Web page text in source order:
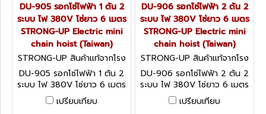
DU-905 รอกโซ่ไฟฟ้า 1 ตัน 2
ระบบ ไฟ 380V โซ่ยาว 6 เมตร
STRONG-UP Electric mini
chain hoist (Taiwan)
STRONG-UP สินค้าแท้จากโรง
งานผู้ผลิต DU-905
DU-905 รอกโซ่ไฟฟ้า 1 ตัน 2
ระบบ ไฟ 380V โซ่ยาว 6 เมตร
STRONG-UP Electric mini
chain hoist (Taiwan)
เปรียบเทียบ
DU-906 รอกโซ่ไฟฟ้า 2 ตัน 2
ระบบ ไฟ 380V โซ่ยาว 6 เมตร
STRONG-UP Electric mini
chain hoist (Taiwan)
STRONG-UP สินค้าแท้จากโรง
งานผู้ผลิต DU-906
DU-906 รอกโซ่ไฟฟ้า 2 ตัน 2
ระบบ ไฟ 380V โซ่ยาว 6 เมตร
STRONG-UP Electric mini
chain hoist (Taiwan)
เปรียบเทียบ